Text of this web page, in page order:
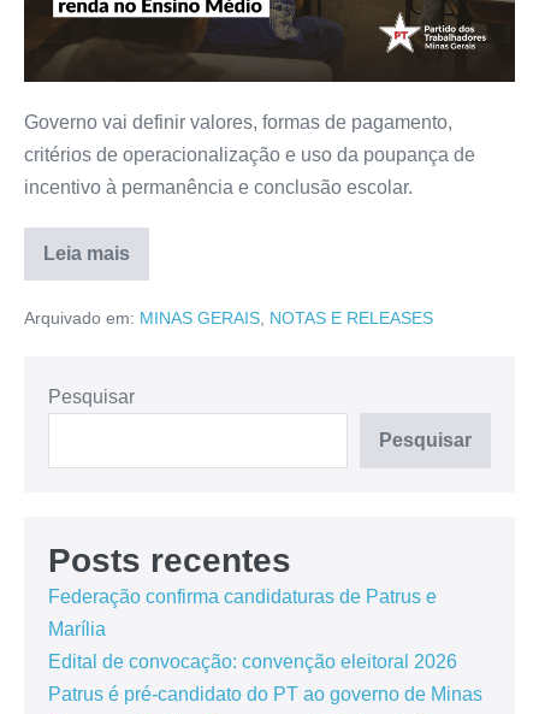
Governo vai definir valores, formas de pagamento,
critérios de operacionalização e uso da poupança de
incentivo à permanência e conclusão escolar.
Leia mais
Arquivado em: MINAS GERAIS NOTAS E RELEASES
Pesquisar
Pesquisar
Posts recentes
Federação confirma candidaturas de Patrus e
Marília
Edital de convocação: convenção eleitoral 2026
Patrus é pré-candidato do PT ao governo de Minas